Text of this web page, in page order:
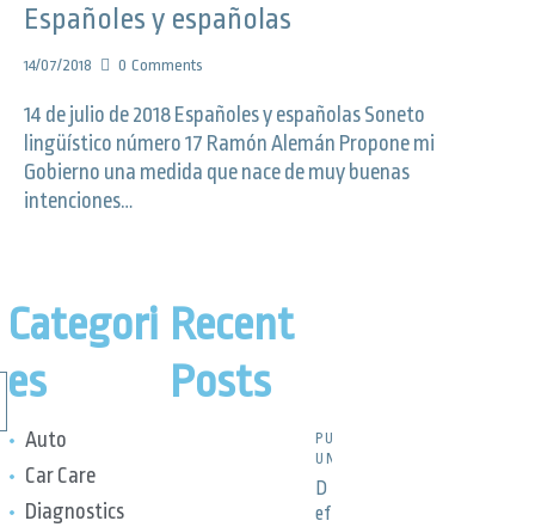
Españoles y españolas
14/07/2018 0 Comments
14 de julio de 2018 Españoles y españolas Soneto
lingüístico número 17 Ramón Alemán Propone mi
Gobierno una medida que nace de muy buenas
intenciones…
Categori
es
Auto
Car Care
Diagnostics
Recent
Posts
PUBLICACIONES,
UNCATEGORIZED
D
ef